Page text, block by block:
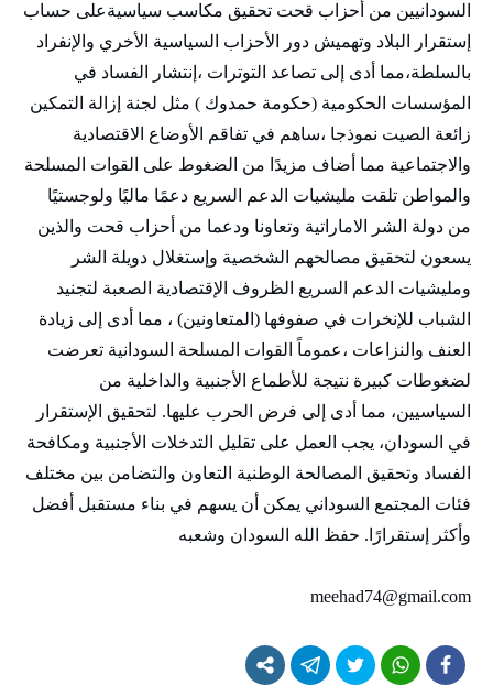
السودانيين من أحزاب قحت تحقيق مكاسب سياسيةعلى حساب
إستقرار البلاد وتهميش دور الأحزاب السياسية الأخري والإنفراد
بالسلطة،مما أدى إلى تصاعد التوترات ،إنتشار الفساد في
المؤسسات الحكومية (حكومة حمدوك ) مثل لجنة إزالة التمكين
زائعة الصيت نموذجا ،ساهم في تفاقم الأوضاع الاقتصادية
والاجتماعية مما أضاف مزيدًا من الضغوط على القوات المسلحة
والمواطن تلقت مليشيات الدعم السريع دعمًا ماليًا ولوجستيًا
من دولة الشر الاماراتية وتعاونا ودعما من أحزاب قحت والذين
يسعون لتحقيق مصالحهم الشخصية وإستغلال دويلة الشر
ومليشيات الدعم السريع الظروف الإقتصادية الصعبة لتجنيد
الشباب للإنخرات في صفوفها (المتعاونين) ، مما أدى إلى زيادة
العنف والنزاعات ،عموماً القوات المسلحة السودانية تعرضت
لضغوطات كبيرة نتيجة للأطماع الأجنبية والداخلية من
السياسيين، مما أدى إلى فرض الحرب عليها. لتحقيق الإستقرار
في السودان، يجب العمل على تقليل التدخلات الأجنبية ومكافحة
الفساد وتحقيق المصالحة الوطنية التعاون والتضامن بين مختلف
فئات المجتمع السوداني يمكن أن يسهم في بناء مستقبل أفضل
وأكثر إستقرارًا. حفظ الله السودان وشعبه
meehad74@gmail.com